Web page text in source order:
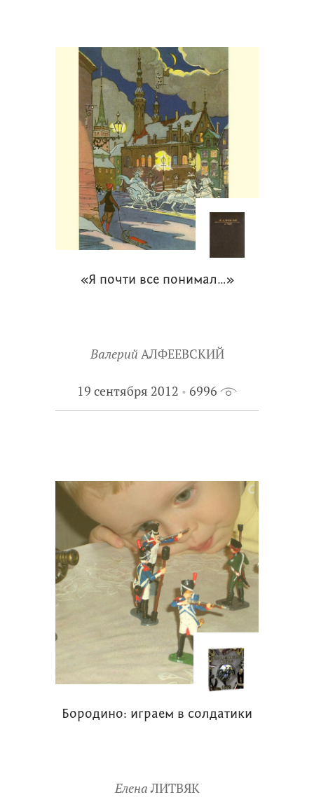
«Я почти все понимал…»
Валерий АЛФЕЕВСКИЙ
19 сентября 2012 6996
Бородино: играем в солдатики
Елена ЛИТВЯК